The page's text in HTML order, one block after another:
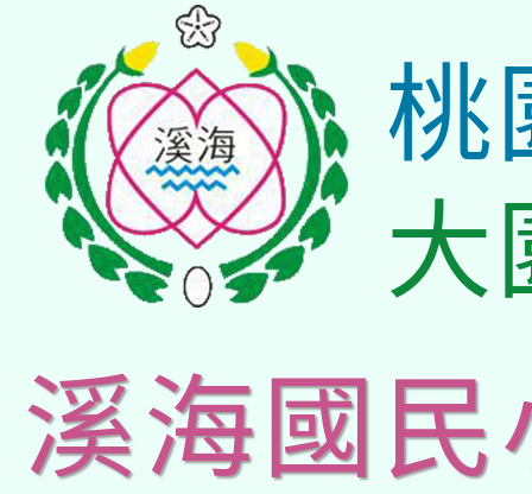
桃
大
溪海國民